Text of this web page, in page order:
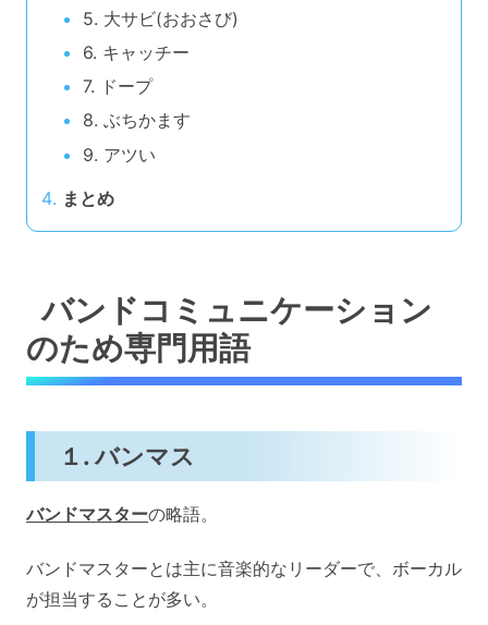
5. 大サビ(おおさび)
6. キャッチー
7. ドープ
8. ぶちかます
9. アツい
まとめ
バンドコミュニケーション
のため専門用語
１. バンマス
バンドマスターの略語。
バンドマスターとは主に音楽的なリーダーで、ボーカル
が担当することが多い。